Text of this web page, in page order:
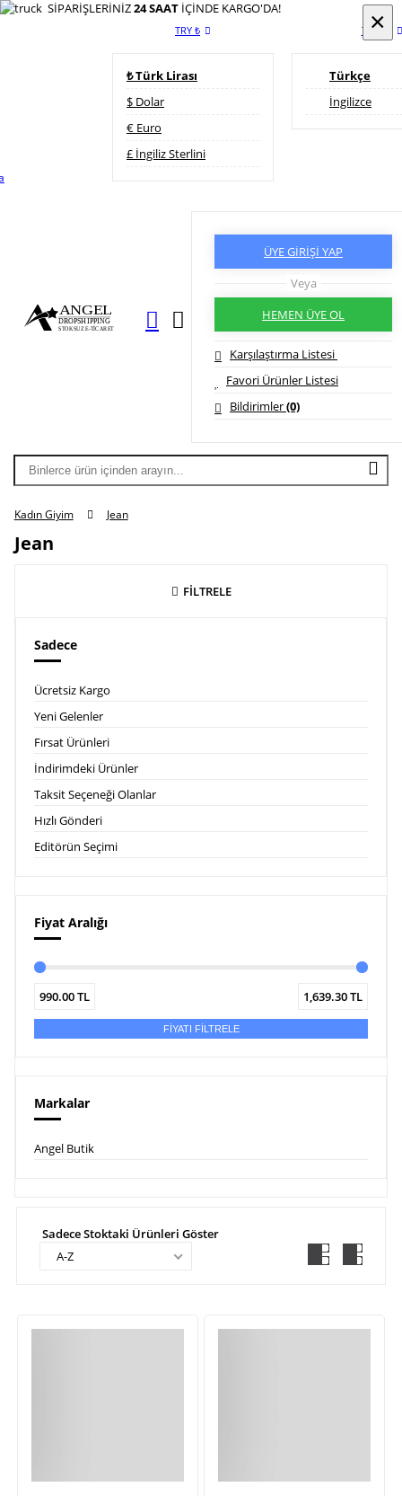
SİPARİŞLERİNİZ24 SAAT İÇİNDE KARGO'DA!
TRY ₺
₺ Türk Lirası
$ Dolar
€ Euro
£ İngiliz Sterlini
Türkçe
Türkçe
İngilizce
ÜYE GİRİŞİ YAP
Veya
HEMEN ÜYE OL
Karşılaştırma Listesi
Favori Ürünler Listesi
Bildirimler(0)
Kadın Giyim Jean
Jean
FİLTRELE
Sadece
Ücretsiz Kargo
Yeni Gelenler
Fırsat Ürünleri
İndirimdeki Ürünler
Taksit Seçeneği Olanlar
Hızlı Gönderi
Editörün Seçimi
Fiyat Aralığı
990.00TL 1,639.30TL
FİYATI FİLTRELE
Markalar
Angel Butik
Sadece Stoktaki Ürünleri Göster
A-Z
×
×